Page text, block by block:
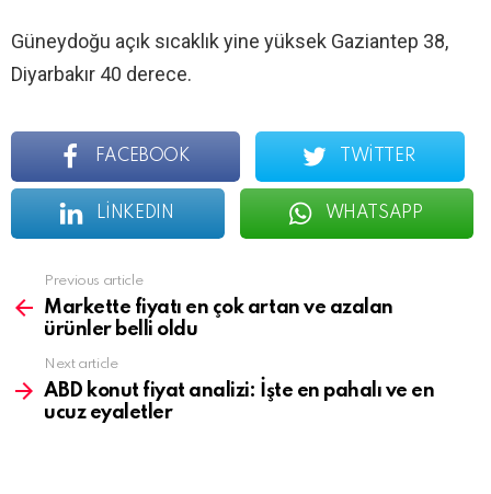
Güneydoğu açık sıcaklık yine yüksek Gaziantep 38,
Diyarbakır 40 derece.
FACEBOOK TWITTER
LINKEDIN WHATSAPP
more
Previous article
Markette fiyatı en çok artan ve azalan
ürünler belli oldu
Next article
ABD konut fiyat analizi: İşte en pahalı ve en
ucuz eyaletler